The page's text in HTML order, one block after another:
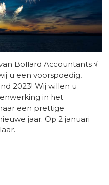
Bollard Accountants √
u een voorspoedig,
2023! Wij willen u
in het
een prettige
jaar. Op 2 januari